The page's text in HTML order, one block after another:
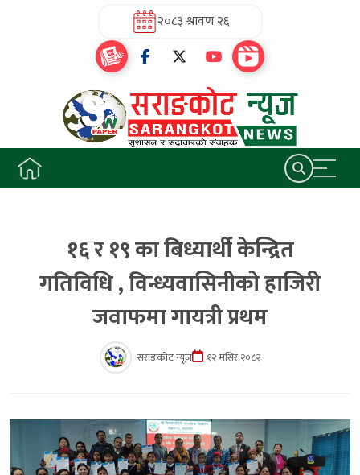
२०८३ श्रावण २६
१६ र १९ का बिध्यार्थी केन्द्रित
गतिविधि , विन्ध्यवासिनीको हाजिरी
जवाफमा गायत्री प्रथम
सराङकोट न्यूज १२ मंसिर २०८२